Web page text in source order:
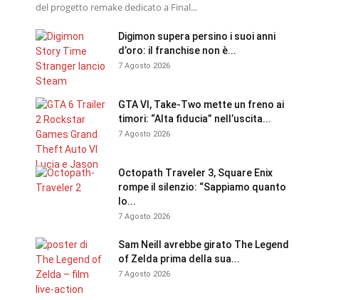
del progetto remake dedicato a Final...
Digimon supera persino i suoi anni
d’oro: il franchise non è...
7 Agosto 2026
GTA VI, Take-Two mette un freno ai
timori: “Alta fiducia” nell’uscita...
7 Agosto 2026
Octopath Traveler 3, Square Enix
rompe il silenzio: “Sappiamo quanto
lo...
7 Agosto 2026
Sam Neill avrebbe girato The Legend
of Zelda prima della sua...
7 Agosto 2026